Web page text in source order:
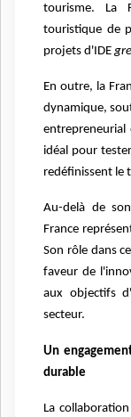
tourisme. La
touristique de
projets d'IDE
En outre, la
dynamique,
idéal pour
redéfinissent le
Au-delà de
France
Son rôle dans
faveur de
aux objectifs
secteur.
Un
durable
La